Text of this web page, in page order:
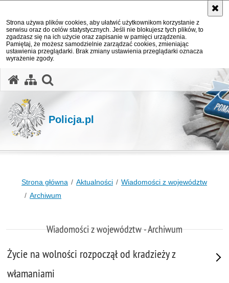
Strona używa plików cookies, aby ułatwić użytkownikom korzystanie z
serwisu oraz do celów statystycznych. Jeśli nie blokujesz tych plików, to
zgadzasz się na ich użycie oraz zapisanie w pamięci urządzenia.
Pamiętaj, że możesz samodzielnie zarządzać cookies, zmieniając
ustawienia przeglądarki. Brak zmiany ustawienia przeglądarki oznacza
wyrażenie zgody.
Policja.pl
Strona główna Aktualności
Wiadomości z województw
Archiwum
Wiadomości z województw - Archiwum
Życie na wolności rozpoczął od kradzieży z
włamaniami